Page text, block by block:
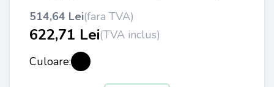
514,64 Lei(fara TVA)
622,71 Lei(TVA inclus)
Culoare: